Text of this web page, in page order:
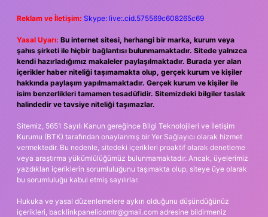
Reklam ve İletişim: Skype: live:.cid.575569c608265c69
Yasal Uyarı: Bu internet sitesi, herhangi bir marka, kurum veya
şahıs şirketi ile hiçbir bağlantısı bulunmamaktadır. Sitede yalnızca
kendi hazırladığımız makaleler paylaşılmaktadır. Burada yer alan
içerikler haber niteliği taşımamakta olup, gerçek kurum ve kişiler
hakkında paylaşım yapılmamaktadır. Gerçek kurum ve kişiler ile
isim benzerlikleri tamamen tesadüfidir. Sitemizdeki bilgiler taslak
halindedir ve tavsiye niteliği taşımazlar.
Sitemiz, 5651 Sayılı Kanun gereğince Bilgi Teknolojileri ve İletişim
Kurumu (BTK) tarafından onaylanmış bir Yer Sağlayıcı olarak hizmet
vermektedir. Bu nedenle, sitedeki içerikleri proaktif olarak denetleme
veya araştırma yükümlülüğümüz bulunmamaktadır. Ancak, üyelerimiz
yazdıkları içeriklerin sorumluluğunu taşımakta olup, siteye üye olarak
bu sorumluluğu kabul etmiş sayılırlar.
Hukuka ve yasal düzenlemelere aykırı olduğunu düşündüğünüz
içerikleri, backlinkpanelicomtr@gmail.com adresine bildirmeniz